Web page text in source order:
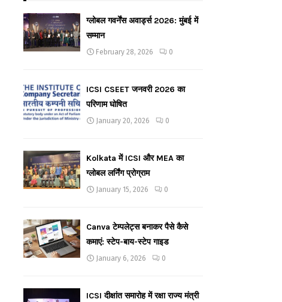
ग्लोबल गवर्नेंस अवार्ड्स 2026: मुंबई में
सम्मान
February 28, 2026 0
ICSI CSEET जनवरी 2026 का
परिणाम घोषित
January 20, 2026 0
Kolkata में ICSI और MEA का
ग्लोबल लर्निंग प्रोग्राम
January 15, 2026 0
Canva टेम्पलेट्स बनाकर पैसे कैसे
कमाएं: स्टेप-बाय-स्टेप गाइड
January 6, 2026 0
ICSI दीक्षांत समारोह में रक्षा राज्य मंत्री